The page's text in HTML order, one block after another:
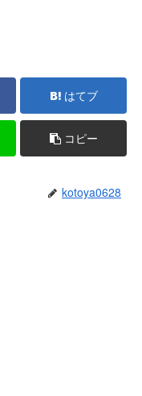
はてブ
コピー
kotoya0628